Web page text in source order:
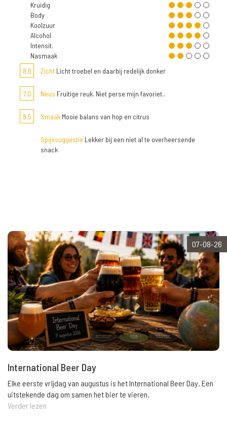
Kruidig
Body
Koolzuur
Alcohol
Intensit.
Nasmaak
8,0
Zicht Licht troebel en daarbij redelijk donker
7,0 Neus Fruitige reuk. Niet perse mijn favoriet..
8,5 Smaak Mooie balans van hop en citrus
Spijssuggestie Lekker bij een niet al te overheersende
snack
07-08-26
International Beer Day
Elke eerste vrijdag van augustus is het International Beer Day. Een
uitstekende dag om samen het bier te vieren.
Verder lezen